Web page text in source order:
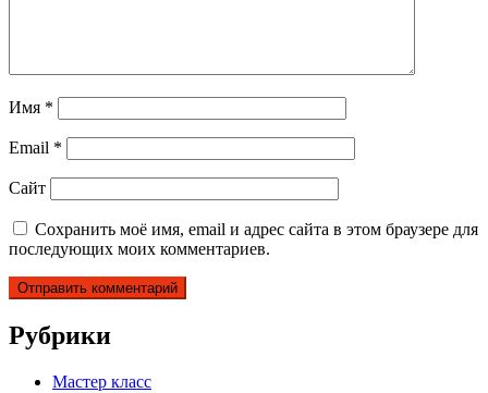
Имя *
Email *
Сайт
Сохранить моё имя, email и адрес сайта в этом браузере для
последующих моих комментариев.
Рубрики
Мастер класс